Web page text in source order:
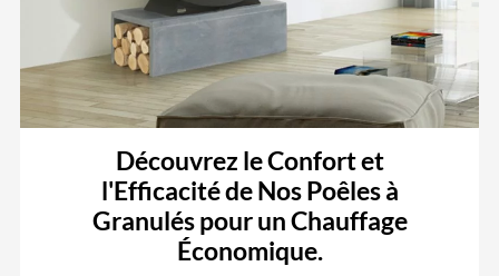
Découvrez le Confort et
l'Efficacité de Nos Poêles à
Granulés pour un Chauffage
Économique.